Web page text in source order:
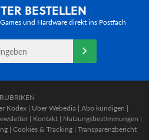
BESTELLEN
und Hardware direkt ins Postfach
RUBRIKEN
Kodex | Über Webedia | Abo kündigen |
| Kontakt | Nutzungsbestimmungen |
| Cookies & Tracking | Transparenzbericht